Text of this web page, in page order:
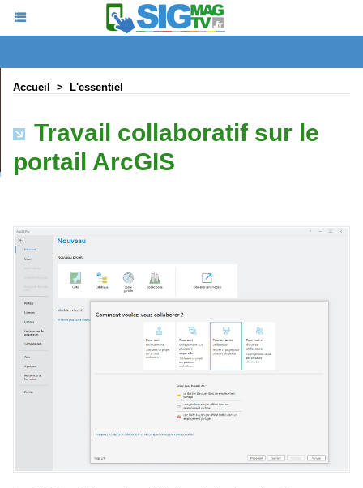
Accueil > L'essentiel
Travail collaboratif sur le
portail ArcGIS